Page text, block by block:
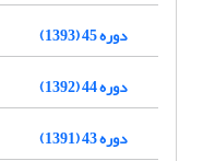
دوره 45 (1393)
دوره 44 (1392)
دوره 43 (1391)